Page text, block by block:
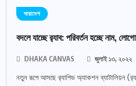
সারাদেশ
বদলে যাচ্ছে র‌্যাব: পরিবর্তন হচ্ছে নাম,
DHAKA CANVAS জুলাই ১৩, ২০২২
নতুন রূপে আসছে র‌্যাপিড অ্যাকশন ব্যাটালিয়ন